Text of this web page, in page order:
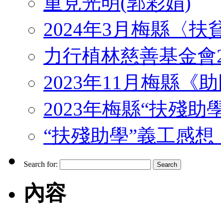
2024年3月梅縣〈扶
力行植林慈善基金
2023年11月梅縣《
2023年梅縣“扶殘助
“扶殘助學”義工感想
Search for:
內容